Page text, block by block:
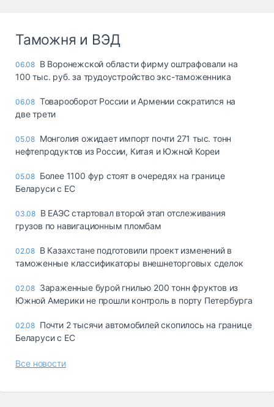
Таможня и ВЭД
06.08 В Воронежской области фирму оштрафовали на
100 тыс. руб. за трудоустройство экс-таможенника
06.08 Товарооборот России и Армении сократился на
две трети
05.08 Монголия ожидает импорт почти 271 тыс. тонн
нефтепродуктов из России, Китая и Южной Кореи
05.08 Более 1100 фур стоят в очередях на границе
Беларуси с ЕС
03.08 В ЕАЭС стартовал второй этап отслеживания
грузов по навигационным пломбам
02.08 В Казахстане подготовили проект изменений в
таможенные классификаторы внешнеторговых сделок
02.08 Зараженные бурой гнилью 200 тонн фруктов из
Южной Америки не прошли контроль в порту Петербурга
02.08 Почти 2 тысячи автомобилей скопилось на границе
Беларуси с ЕС
Все новости